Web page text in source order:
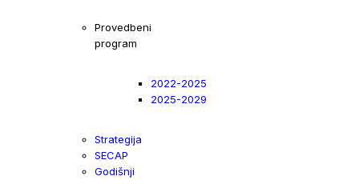
Provedbeni
program
2022-2025
2025-2029
Strategija
SECAP
Godišnji